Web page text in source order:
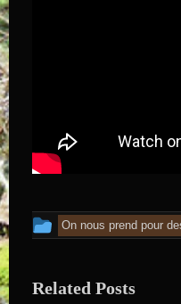
Cet article a été
On nous prend pour
Related Posts